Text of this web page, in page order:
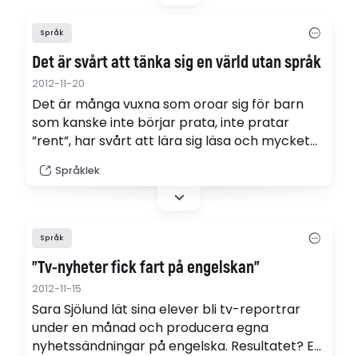
Språk
Det är svårt att tänka sig en värld utan språk
2012-11-20
Det är många vuxna som oroar sig för barn
som kanske inte börjar prata, inte pratar
”rent”, har svårt att lära sig läsa och mycket
skriver Astrid Frylmark, leg logoped, i ett
Språklek
Språk
"Tv-nyheter fick fart på engelskan"
2012-11-15
Sara Sjölund lät sina elever bli tv-reportrar
under en månad och producera egna
nyhetssändningar på engelska. Resultatet? Ett